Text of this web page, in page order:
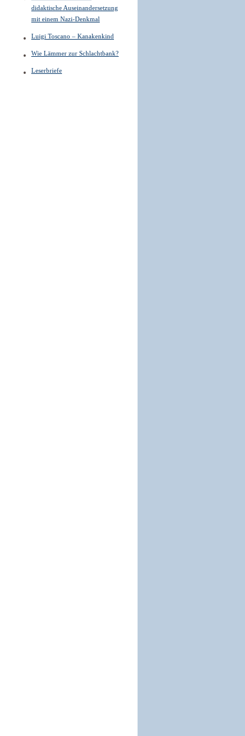
didaktische Auseinandersetzung
mit einem Nazi-Denkmal
Luigi Toscano – Kanakenkind
Wie Lämmer zur Schlachtbank?
Leserbriefe